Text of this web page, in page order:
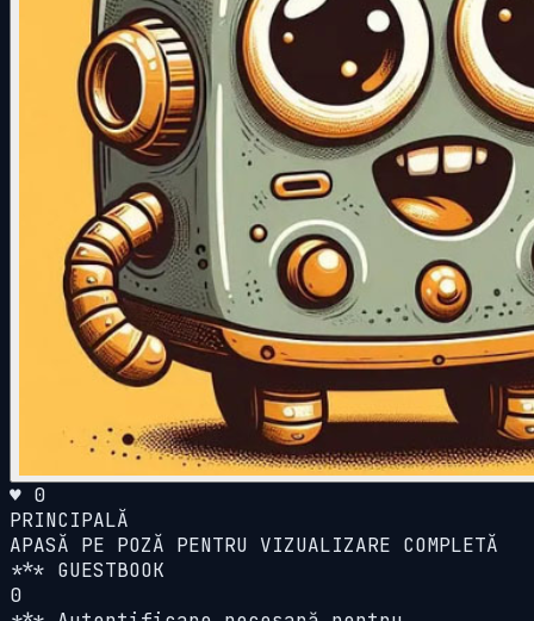
♥ 0
PRINCIPALĂ
APASĂ PE POZĂ PENTRU VIZUALIZARE COMPLETĂ
*** GUESTBOOK
0